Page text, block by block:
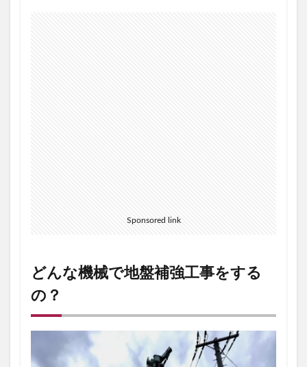
Sponsored link
どんな機械で地盤補強工事をする
の？